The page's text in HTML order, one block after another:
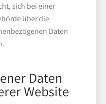
sich bei einer
über die
Daten
Daten
Website